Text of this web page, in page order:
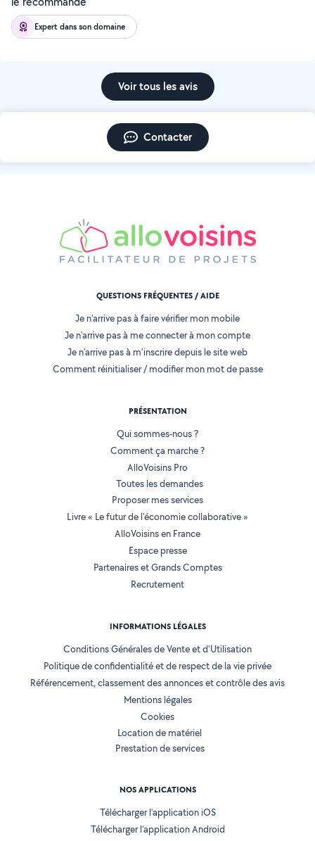
Expert dans son domaine
Voir tous les avis
Contacter
QUESTIONS FRÉQUENTES / AIDE
Je n'arrive pas à faire vérifier mon mobile
Je n'arrive pas à me connecter à mon compte
Je n'arrive pas à m'inscrire depuis le site web
Comment réinitialiser / modifier mon mot de passe
PRÉSENTATION
Qui sommes-nous ?
Comment ça marche ?
AlloVoisins Pro
Toutes les demandes
Proposer mes services
Livre « Le futur de l'économie collaborative »
AlloVoisins en France
Espace presse
Partenaires et Grands Comptes
Recrutement
INFORMATIONS LÉGALES
Conditions Générales de Vente et d'Utilisation
Politique de confidentialité et de respect de la vie privée
Référencement, classement des annonces et contrôle des avis
Mentions légales
Cookies
Location de matériel
Prestation de services
NOS APPLICATIONS
Télécharger l’application iOS
Télécharger l’application Android